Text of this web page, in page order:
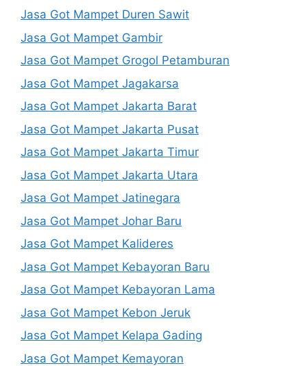
Jasa Got Mampet Duren Sawit
Jasa Got Mampet Gambir
Jasa Got Mampet Grogol Petamburan
Jasa Got Mampet Jagakarsa
Jasa Got Mampet Jakarta Barat
Jasa Got Mampet Jakarta Pusat
Jasa Got Mampet Jakarta Timur
Jasa Got Mampet Jakarta Utara
Jasa Got Mampet Jatinegara
Jasa Got Mampet Johar Baru
Jasa Got Mampet Kalideres
Jasa Got Mampet Kebayoran Baru
Jasa Got Mampet Kebayoran Lama
Jasa Got Mampet Kebon Jeruk
Jasa Got Mampet Kelapa Gading
Jasa Got Mampet Kemayoran